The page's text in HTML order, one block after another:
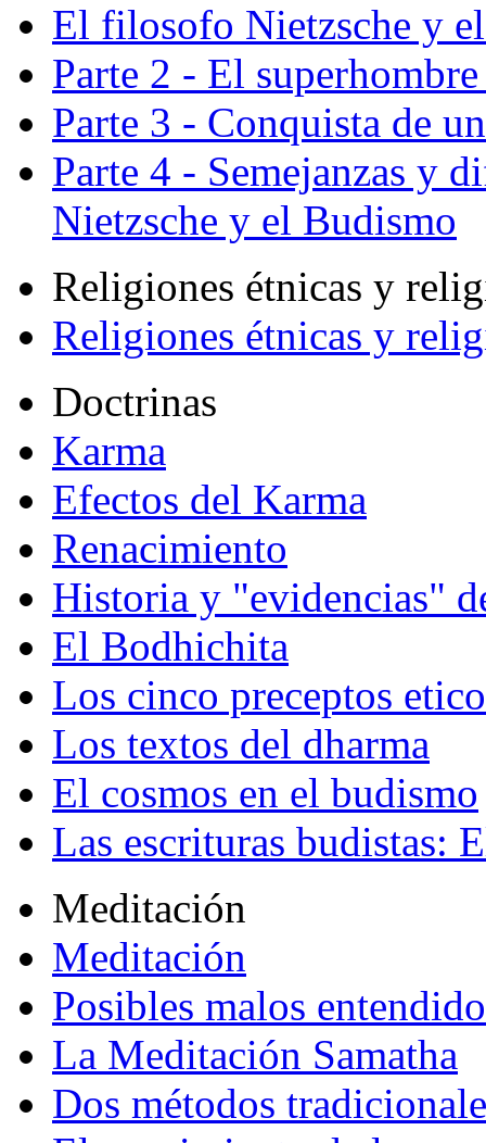
El filosofo Nietzsche y
Parte 2 - El
Parte 3 - Conquista de
Parte 4 - Semejanzas y
Nietzsche y el Budismo
Religiones étnicas y
Religiones étnicas y
Doctrinas
Karma
Efectos del Karma
Renacimiento
Historia y "evidencias"
El Bodhichita
Los cinco preceptos
Los textos del dharma
El cosmos en el budismo
Las escrituras budistas:
Meditación
Meditación
Posibles malos
La Meditación Samatha
Dos métodos